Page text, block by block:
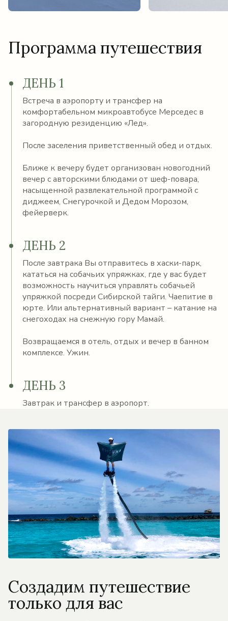
Программа путешествия
ДЕНЬ 1
Встреча в аэропорту и трансфер на
комфортабельном микроавтобусе Мерседес в
загородную резиденцию «Лед».
После заселения приветственный обед и отдых.
Ближе к вечеру будет организован новогодний
вечер с авторскими блюдами от шеф-повара,
насыщенной развлекательной программой с
диджеем, Снегурочкой и Дедом Морозом,
фейерверк.
ДЕНЬ 2
После завтрака Вы отправитесь в хаски-парк,
кататься на собачьих упряжках, где у вас будет
возможность научиться управлять собачьей
упряжкой посреди Сибирской тайги. Чаепитие в
юрте. Или альтернативный вариант – катание на
снегоходах на снежную гору Мамай.
Возвращаемся в отель, отдых и вечер в банном
комплексе. Ужин.
ДЕНЬ 3
Завтрак и трансфер в аэропорт.
Создадим путешествие
только для вас